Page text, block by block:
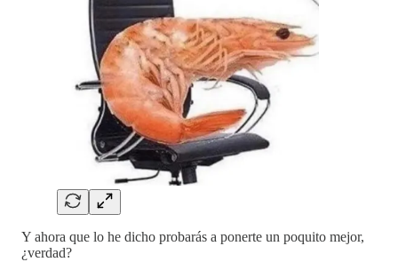
Y ahora que lo he dicho probarás a ponerte un poquito mejor,
¿verdad?